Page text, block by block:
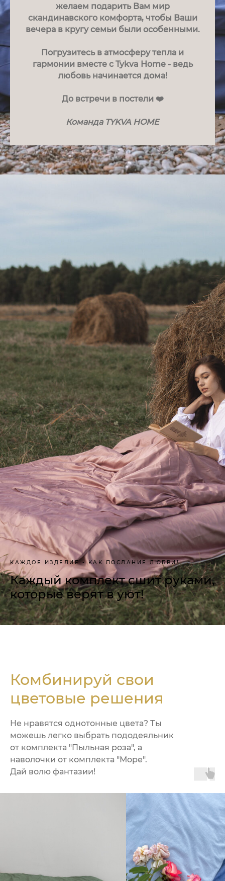
желаем подарить Вам мир
скандинавского комфорта, чтобы Ваши
вечера в кругу семьи были особенными.
Погрузитесь в атмосферу тепла и
гармонии вместе с Tykva Home - ведь
любовь начинается дома!
До встречи в постели ❤️
Команда TYKVA HOME
КАЖДОЕ ИЗДЕЛИЕ - КАК ПОСЛАНИЕ ЛЮБВИ!
Каждый комплект сшит руками,
которые верят в уют!
Комбинируй свои
цветовые решения
Не нравятся однотонные цвета? Ты
можешь легко выбрать пододеяльник
от комплекта "Пыльная роза", а
наволочки от комплекта "Море".
Дай волю фантазии!